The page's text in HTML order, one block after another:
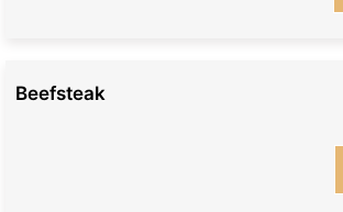
Beefsteak